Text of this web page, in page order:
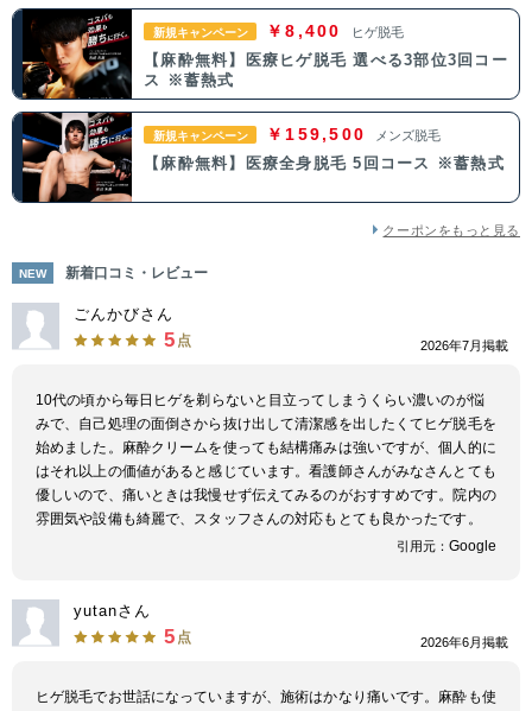
新規キャンペーン ￥8,400 ヒゲ脱毛
【麻酔無料】医療ヒゲ脱毛 選べる3部位3回コー
ス ※蓄熱式
新規キャンペーン ￥159,500 メンズ脱毛
【麻酔無料】医療全身脱毛 5回コース ※蓄熱式
クーポンをもっと見る
NEW 新着口コミ・レビュー
ごんかびさん
5 点 2026年7月掲載
10代の頃から毎日ヒゲを剃らないと目立ってしまうくらい濃いのが悩
みで、自己処理の面倒さから抜け出して清潔感を出したくてヒゲ脱毛を
始めました。麻酔クリームを使っても結構痛みは強いですが、個人的に
はそれ以上の価値があると感じています。看護師さんがみなさんとても
優しいので、痛いときは我慢せず伝えてみるのがおすすめです。院内の
雰囲気や設備も綺麗で、スタッフさんの対応もとても良かったです。
引用元： Google
yutanさん
5 点 2026年6月掲載
ヒゲ脱毛でお世話になっていますが、施術はかなり痛いです。麻酔も使
奈良県 三重県 和歌山県
中国・四国
鳥取県 島根県 岡山県 広島県
愛媛県
高知県
九州・沖縄
福岡県 佐賀県 長崎県 熊本県
大分県 宮崎県 鹿児島県 沖縄県